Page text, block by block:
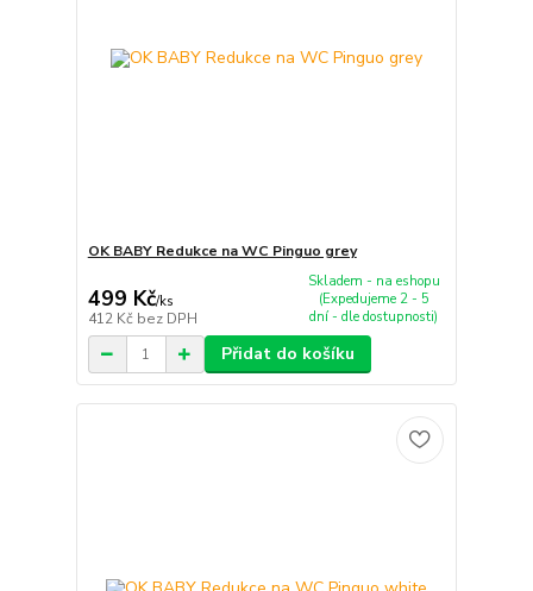
OK BABY Redukce na WC Pinguo grey
499 Kč/ks
412 Kč bez DPH
Skladem - na eshopu
(Expedujeme 2 - 5
dní - dle dostupnosti)
Přidat do košíku